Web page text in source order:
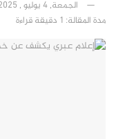
الجمعة, 4 يوليو , 2025 الساعة 11:51 صباحًا (مكة المكرمة)
مدة المقالة: 1 دقيقة قراءة